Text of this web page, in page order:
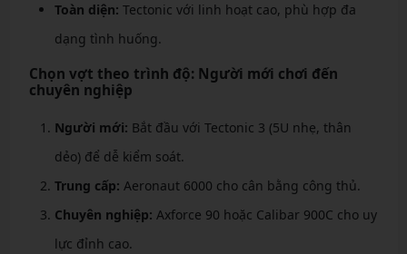
Toàn diện: Tectonic với linh hoạt cao, phù hợp đa
dạng tình huống.
Chọn vợt theo trình độ: Người mới chơi đến
chuyên nghiệp
Người mới: Bắt đầu với Tectonic 3 (5U nhẹ, thân
dẻo) để dễ kiểm soát.
Trung cấp: Aeronaut 6000 cho cân bằng công thủ.
Chuyên nghiệp: Axforce 90 hoặc Calibar 900C cho uy
lực đỉnh cao.